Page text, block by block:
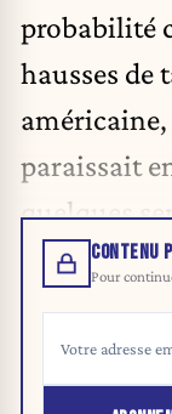
probabilité
hausses de
paraissait
quelques
CONTENU
Pour